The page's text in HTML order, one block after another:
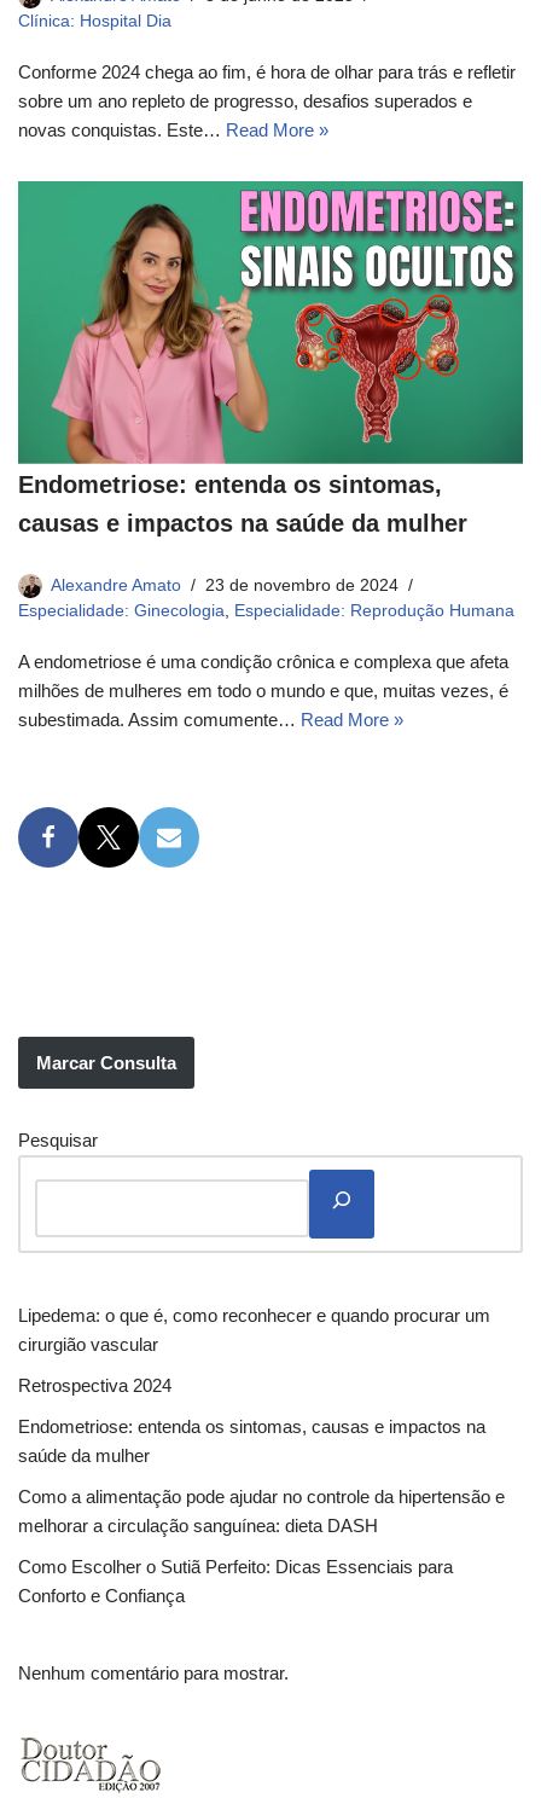
Clínica: Hospital Dia
Conforme 2024 chega ao fim, é hora de olhar para trás e refletir
sobre um ano repleto de progresso, desafios superados e
novas conquistas. Este… Read More »
Endometriose: entenda os sintomas,
causas e impactos na saúde da mulher
Alexandre Amato
23 de novembro de 2024
Especialidade: Ginecologia, Especialidade: Reprodução Humana
A endometriose é uma condição crônica e complexa que afeta
milhões de mulheres em todo o mundo e que, muitas vezes, é
subestimada. Assim comumente… Read More »
Marcar Consulta
Pesquisar
Lipedema: o que é, como reconhecer e quando procurar um
cirurgião vascular
Retrospectiva 2024
Endometriose: entenda os sintomas, causas e impactos na
saúde da mulher
Como a alimentação pode ajudar no controle da hipertensão e
melhorar a circulação sanguínea: dieta DASH
Como Escolher o Sutiã Perfeito: Dicas Essenciais para
Conforto e Confiança
Nenhum comentário para mostrar.